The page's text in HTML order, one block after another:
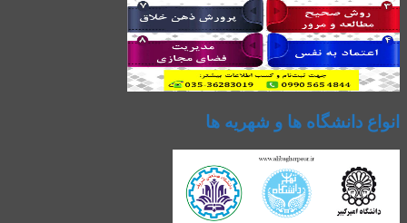
انواع دانشگاه ها و شهریه ها